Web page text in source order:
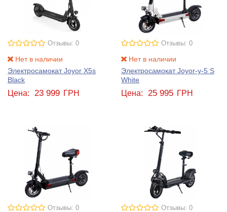
Отзывы: 0
Нет в наличии
Электросамокат Joyor X5s
Black
Цена: 23 999 ГРН
Отзывы: 0
Нет в наличии
Электросамокат Joyor-y-5 S
White
Цена: 25 995 ГРН
Отзывы: 0 Отзывы: 0